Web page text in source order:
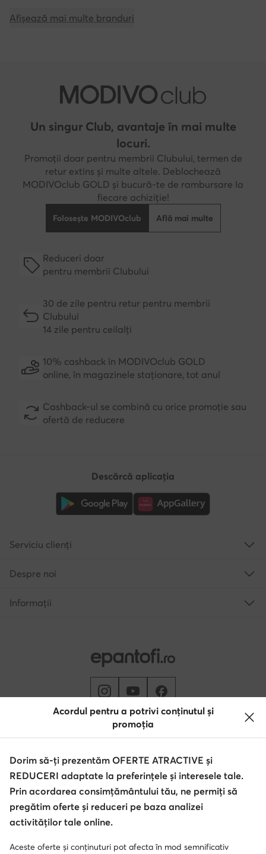
Afișează mai multe branduri
Un singur Club, avantaje în mai multe
locuri.
Promoții doar pentru membrii Clubului, termen de
retur extins și multe altele. Deblochează
MODIVOclub GOLD și bucură-te de rambursare la
fiecare achiziție!
Folosește MODIVOclub Află mai multe
Reduceri doar
pentru membrii Clubului
30 de zile pentru retur pentru membrii
Clubului
14 zile pentru ceilalți
10% cashback în MODIVOclub GOLD
online, în magazinele staționare, tot anul
Cashback-ul se combină cu orice promoție sau
ofertă de reducere
Schimbă țara: Rumunia (RO)
Descărcă aplicația
Serviciu clienți
Despre noi
Informații
© epantofi.ro 2026
Regulament
Modifică setările
Politica de confidențialitate
Protecția datelor
Acordul pentru a potrivi conținutul și
promoția
Dorim să-ți prezentăm OFERTE ATRACTIVE și
REDUCERI adaptate la preferințele și interesele tale.
Prin acordarea consimțământului tău, ne permiți să
pregătim oferte și reduceri pe baza analizei
activităților tale online.
Aceste oferte și conținuturi pot afecta în mod semnificativ